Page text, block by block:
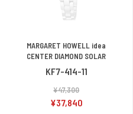
MARGARET HOWELL idea
CENTER DIAMOND SOLAR
KF7-414-11
¥47,300
¥37,840